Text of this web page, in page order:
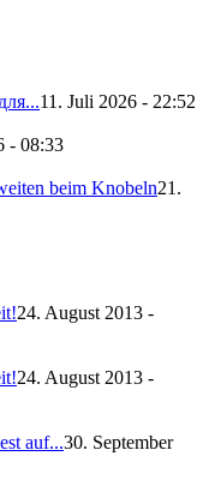
11. Juli 2026 - 22:52
- 08:33
beim Knobeln21.
24. August 2013 -
24. August 2013 -
auf...30. September